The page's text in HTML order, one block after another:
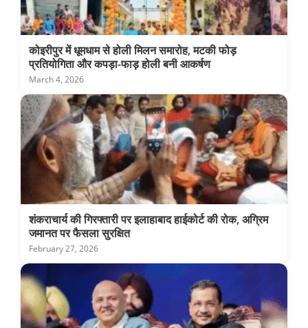
कोइरीपुर में धूमधाम से होली मिलन समारोह, मटकी फोड़
प्रतियोगिता और कपड़ा-फाड़ होली बनी आकर्षण
March 4, 2026
शंकराचार्य की गिरफ्तारी पर इलाहाबाद हाईकोर्ट की रोक, अग्रिम
जमानत पर फैसला सुरक्षित
February 27, 2026